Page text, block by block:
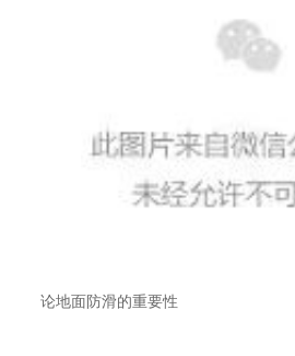
论地面防滑的重要性